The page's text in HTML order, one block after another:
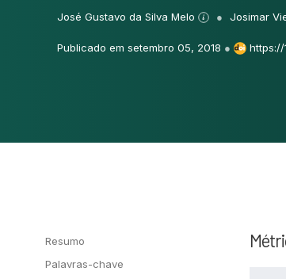
José Gustavo da Silva Melo Josimar
Publicado em setembro 05, 2018 ● https://
Resumo
Palavras-chave